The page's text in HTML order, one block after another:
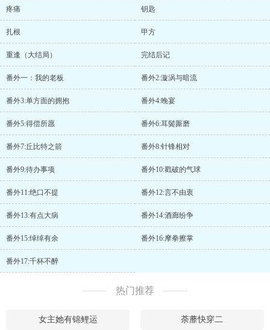
疼痛 钥匙
扎根 甲方
重逢（大结局） 完结后记
番外一：我的老板 番外2:漩涡与暗流
番外3:单方面的拥抱 番外4:晚宴
番外5:得偿所愿 番外6:耳鬓厮磨
番外7:丘比特之箭 番外8:针锋相对
番外9:待办事项 番外10:戳破的气球
番外11:绝口不提 番外12:言不由衷
番外13:有点大病 番外14:酒廊纷争
番外15:绰绰有余 番外16:摩拳擦掌
番外17:千杯不醉
热门推荐
女主她有锦鲤运 荼蘼快穿二